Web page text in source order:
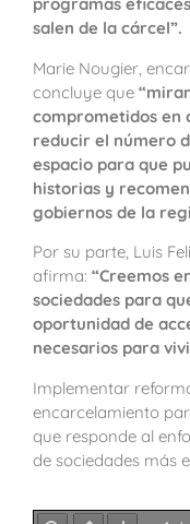
programas
salen de la cárcel”.
Marie Nougier,
concluye que
comprometidos en
reducir el número
espacio para que
historias y
gobiernos de la
Por su parte, Luis
afirma: “Creemos
sociedades para
oportunidad de
necesarios para
Implementar
encarcelamiento
que responde al
de sociedades más